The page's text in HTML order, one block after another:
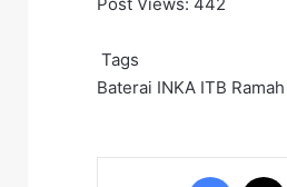
Tags
Baterai INKA ITB